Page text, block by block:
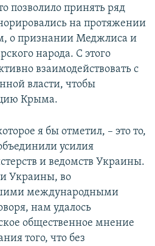
позволило принять ряд
на протяжении
о признании Меджлиса и
народа. С этого
взаимодействовать с
власти, чтобы
Крыма.
я бы отметил, – это то,
усилия
и ведомств Украины.
Украины, во
международными
нам удалось
общественное мнение
того, что без